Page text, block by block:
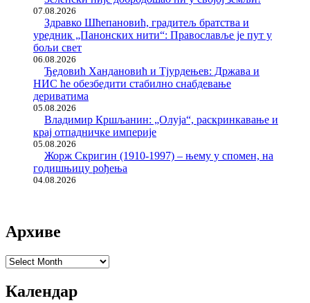
07.08.2026
Здравко Шћепановић, градитељ братства и
уредник „Панонских нити“: Православље је пут у
бољи свет
06.08.2026
Ђедовић Хандановић и Тјурдењев: Држава и
НИС ће обезбедити стабилно снабдевање
дериватима
05.08.2026
Владимир Кршљанин: „Олуја“, раскринкавање и
крај отпадничке империје
05.08.2026
Жорж Скригин (1910-1997) – њему у спомен, на
годишњицу рођења
04.08.2026
Архиве
Архиве
Календар